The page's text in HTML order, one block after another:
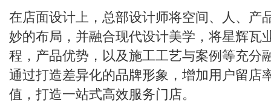
在店面设计上，总部设计师将空间、人、产
妙的布局，并融合现代设计美学，将星辉瓦
程，产品优势，以及施工工艺与案例等充分
通过打造差异化的品牌形象，增加用户留店
值，打造一站式高效服务门店。